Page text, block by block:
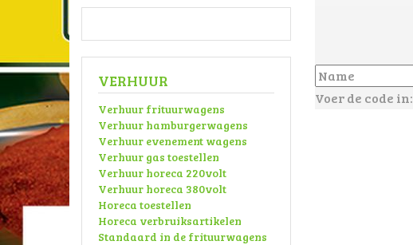
VERHUUR
Verhuur frituurwagens
Verhuur hamburgerwagens
Verhuur evenement wagens
Verhuur gas toestellen
Verhuur horeca 220volt
Verhuur horeca 380volt
Horeca toestellen
Horeca verbruiksartikelen
Standaard in de frituurwagens
Voer de code in: